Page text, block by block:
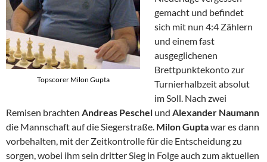
Topscorer Milon Gupta
gemacht und befindet
sich mit nun 4:4 Zählern
und einem fast
ausgeglichenen
Brettpunktekonto zur
Turnierhalbzeit absolut
im Soll. Nach zwei
Remisen brachten Andreas Peschel und Alexander Naumann
die Mannschaft auf die Siegerstraße. Milon Guptawar es dann
vorbehalten, mit der Zeitkontrolle für die Entscheidung zu
sorgen, wobei ihm sein dritter Sieg in Folge auch zum aktuellen